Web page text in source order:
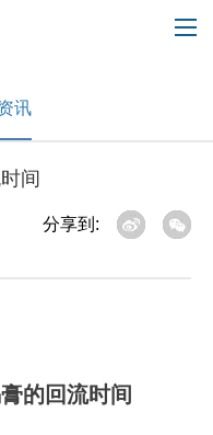
讯
间
分享到:
的回流时间